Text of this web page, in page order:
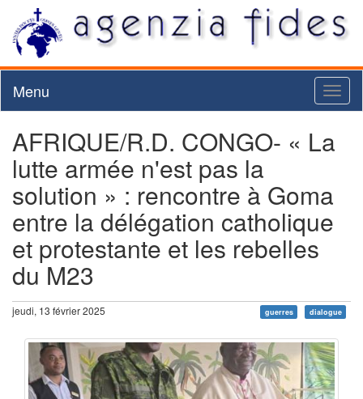
Menu
AFRIQUE/R.D. CONGO- « La
lutte armée n'est pas la
solution » : rencontre à Goma
entre la délégation catholique
et protestante et les rebelles
du M23
jeudi, 13 février 2025 guerres dialogue